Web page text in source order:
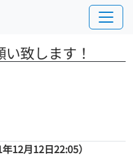
致します！
年12月12日22:05）